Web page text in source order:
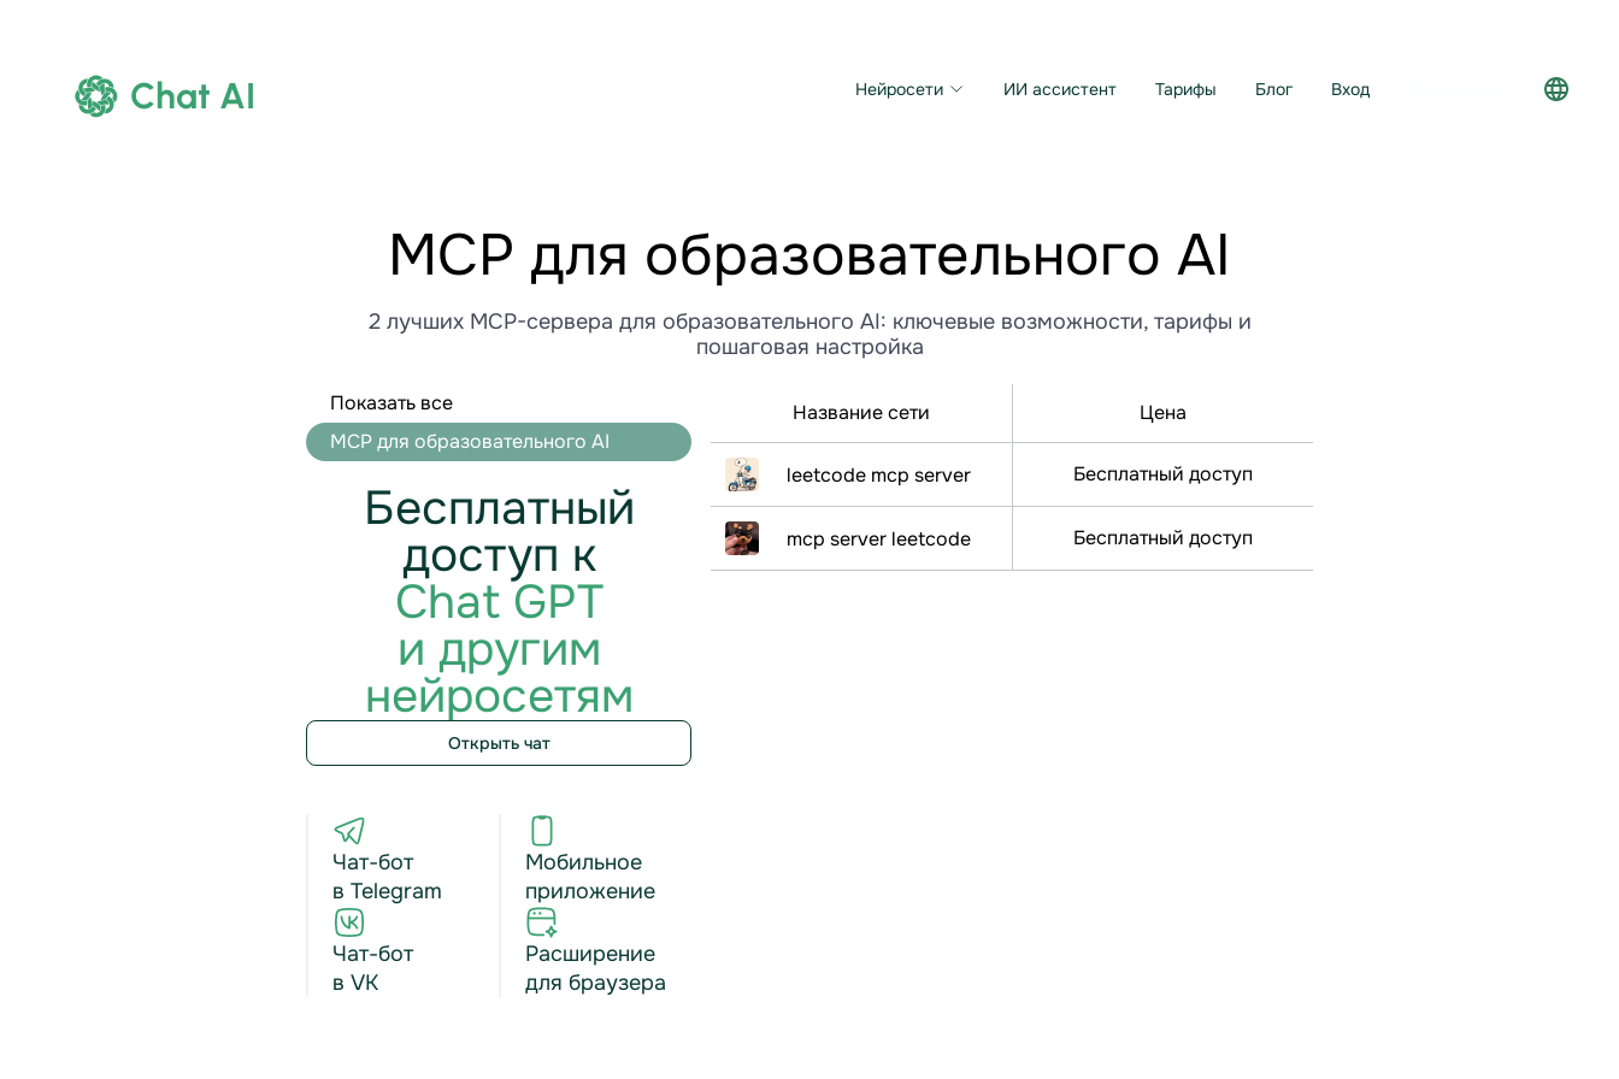
Chat AI Нейросети ИИ ассистент Тарифы Блог Вход
MCP для образовательного AI
2 лучших MCP-сервера для образовательного AI: ключевые возможности, тарифы и
пошаговая настройка
Показать все
MCP для образовательного AI
Бесплатный
доступ к
Chat GPT
и другим
нейросетям
Открыть чат
Чат-бот
в Telegram
Чат-бот
в VK
Мобильное
приложение
Расширение
для браузера
Название сети Цена
leetcode mcp server Бесплатный доступ
mcp server leetcode Бесплатный доступ